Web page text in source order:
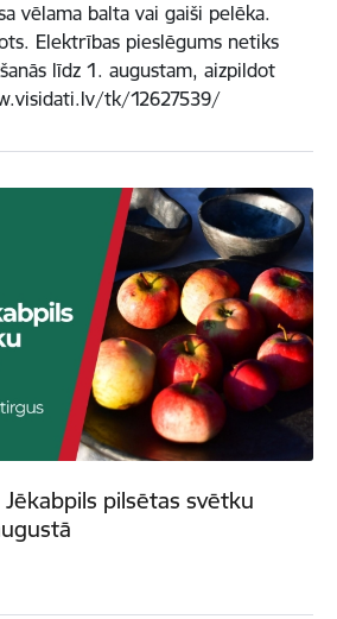
vēlama balta vai gaiši pelēka.
Elektrības pieslēgums netiks
līdz 1. augustam, aizpildot
tk/12627539/
pilsētas svētku